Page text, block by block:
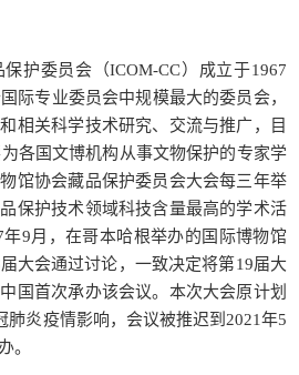
委员会（ICOM-CC）成立于1967
际专业委员会中规模最大的委员会，
相关科学技术研究、交流与推广，目
各国文博机构从事文物保护的专家学
馆协会藏品保护委员会大会每三年举
保护技术领域科技含量最高的学术活
9月，在哥本哈根举办的国际博物馆
大会通过讨论，一致决定将第19届大
国首次承办该会议。本次大会原计划
肺炎疫情影响，会议被推迟到2021年5
。